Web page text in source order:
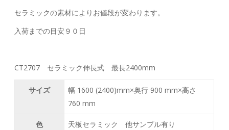
セラミックの素材によりお値段が変わります。
入荷までの目安９０日
CT2707 セラミック伸長式 最長2400mm
サイズ
幅 1600 (2400)mm×奥行 900 mm×高さ
760 mm
色 天板セラミック 他サンプル有り